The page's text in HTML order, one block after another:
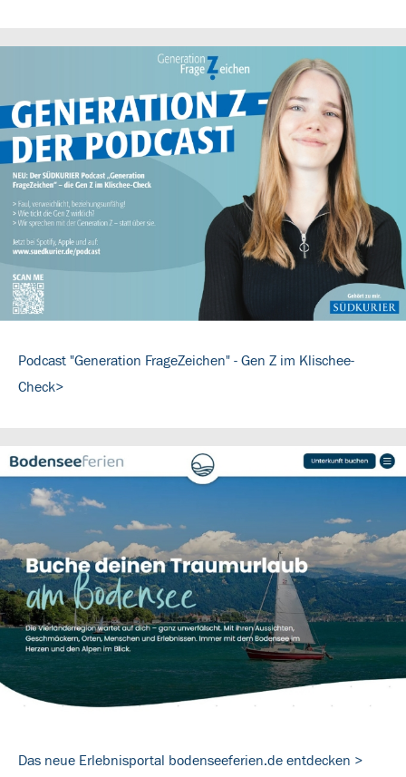
Podcast "Generation FrageZeichen" - Gen Z im Klischee-
Check>
Das neue Erlebnisportal bodenseeferien.de entdecken >